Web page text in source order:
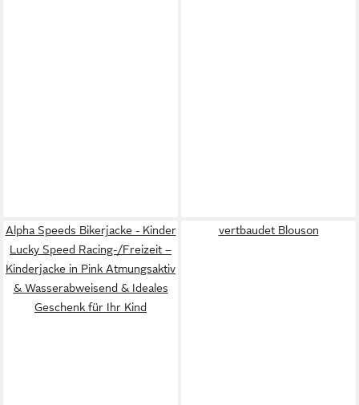
Alpha Speeds Bikerjacke - Kinder
Lucky Speed Racing-/Freizeit –
Kinderjacke in Pink Atmungsaktiv
& Wasserabweisend & Ideales
Geschenk für Ihr Kind
vertbaudet Blouson